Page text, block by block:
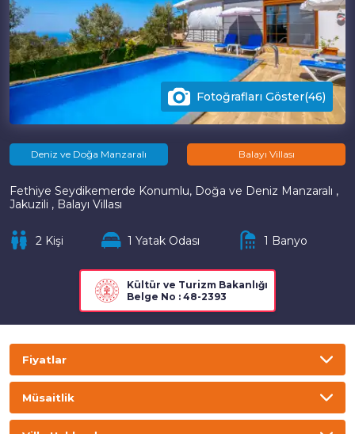
Deniz ve Doğa Manzaralı Balayı Villası
Fethiye Seydikemerde Konumlu, Doğa ve Deniz Manzaralı ,
Jakuzili , Balayı Villası
2 Kişi 1 Yatak Odası 1 Banyo
Kültür ve Turizm Bakanlığı
Belge No : 48-2393
Fotoğrafları Göster(46)
Fiyatlar
Gecelik Haftalık
Müsaitlik